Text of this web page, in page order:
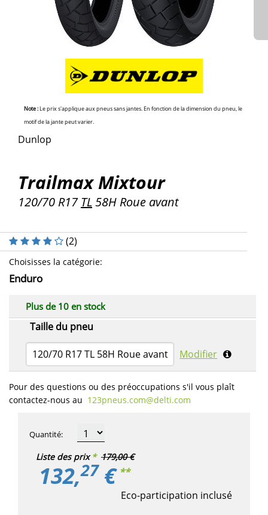
Note :Le prix s'applique aux pneus sans jantes. En fonction de la dimension du pneu, le
motif de la jante peut varier.
Dunlop
Trailmax Mixtour
120/70 R17 TL58H Roue avant
Choisisses la catégorie:
Enduro
Taille du pneu
120/70 R17 TL 58H Roue avant Modifier
Plus de 10 en stock
(2)
Pour des questions ou des préoccupations s'il vous plaît
contactez-nous au 123pneus.com​@delti.com
Liste des prix * 179,00 €
132,27€ **
Eco-participation inclusé
Quantité: